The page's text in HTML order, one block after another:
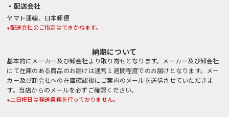
・配送会社
ヤマト運輸、日本郵便
※配送会社のご指定はできかねます。
納期について
基本的にメーカー及び卸会社より取り寄せとなります。メーカー及び卸会社
にて在庫のある商品のお届けは通常１週間程度でのお届けとなります。メー
カー及び卸会社への在庫確認後にご案内のメールを送信させていただきま
す。当店からのメールを必ずご確認ください。
※土日祝日は発送業務を行っておりません。